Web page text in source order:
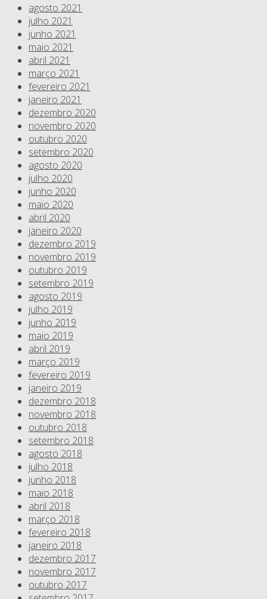
agosto 2021
julho 2021
junho 2021
maio 2021
abril 2021
março 2021
fevereiro 2021
janeiro 2021
dezembro 2020
novembro 2020
outubro 2020
setembro 2020
agosto 2020
julho 2020
junho 2020
maio 2020
abril 2020
janeiro 2020
dezembro 2019
novembro 2019
outubro 2019
setembro 2019
agosto 2019
julho 2019
junho 2019
maio 2019
abril 2019
março 2019
fevereiro 2019
janeiro 2019
dezembro 2018
novembro 2018
outubro 2018
setembro 2018
agosto 2018
julho 2018
junho 2018
maio 2018
abril 2018
março 2018
fevereiro 2018
janeiro 2018
dezembro 2017
novembro 2017
outubro 2017